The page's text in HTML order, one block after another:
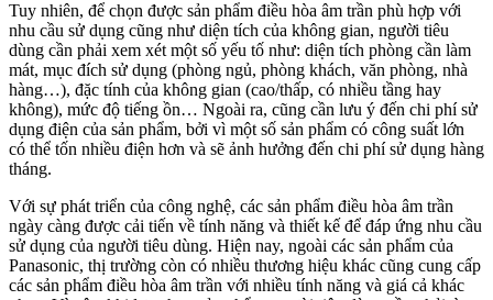
Tuy nhiên, để chọn được sản phẩm điều hòa âm trần phù hợp với
nhu cầu sử dụng cũng như diện tích của không gian, người tiêu
dùng cần phải xem xét một số yếu tố như: diện tích phòng cần làm
mát, mục đích sử dụng (phòng ngủ, phòng khách, văn phòng, nhà
hàng…), đặc tính của không gian (cao/thấp, có nhiều tầng hay
không), mức độ tiếng ồn… Ngoài ra, cũng cần lưu ý đến chi phí sử
dụng điện của sản phẩm, bởi vì một số sản phẩm có công suất lớn
có thể tốn nhiều điện hơn và sẽ ảnh hưởng đến chi phí sử dụng hàng
tháng.
Với sự phát triển của công nghệ, các sản phẩm điều hòa âm trần
ngày càng được cải tiến về tính năng và thiết kế để đáp ứng nhu cầu
sử dụng của người tiêu dùng. Hiện nay, ngoài các sản phẩm của
Panasonic, thị trường còn có nhiều thương hiệu khác cũng cung cấp
các sản phẩm điều hòa âm trần với nhiều tính năng và giá cả khác